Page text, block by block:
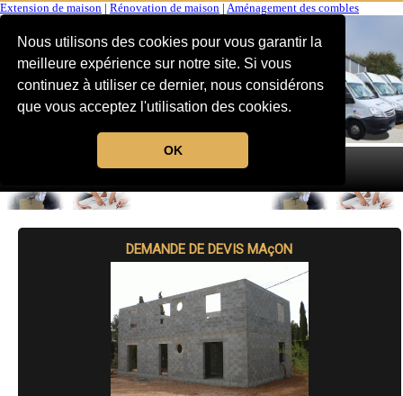
Nous utilisons des cookies pour vous garantir la
meilleure expérience sur notre site. Si vous
continuez à utiliser ce dernier, nous considérons
que vous acceptez l'utilisation des cookies.
OK
Extension de maison Rénovation de maison Aménagement des combles
MENU
DEMANDE DE DEVIS MAçON